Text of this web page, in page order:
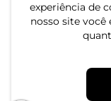
experiência de
nosso site você